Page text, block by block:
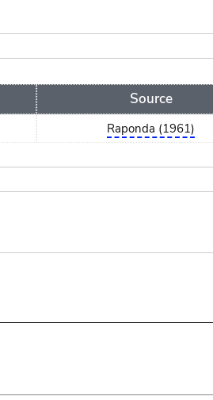
Source
Raponda (1961)